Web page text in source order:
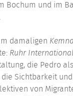
Bochum und im
damaligen
Ruhr International
die Pedro
Sichtbarkeit
von